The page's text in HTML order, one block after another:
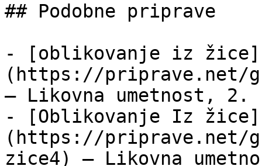
## Podobne priprave
- [oblikovanje iz žice]
(https://priprave.net/
— Likovna umetnost, 2.
- [Oblikovanje Iz žice]
(https://priprave.net/
zice4) — Likovna